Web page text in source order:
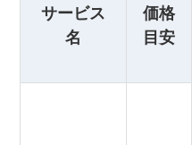
サービス
名
価格
目安